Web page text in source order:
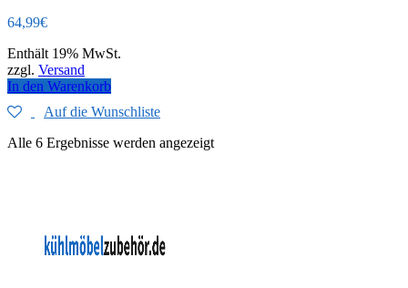
64,99€
Enthält 19% MwSt.
zzgl. Versand
In den Warenkorb
Auf die Wunschliste
Alle 6 Ergebnisse werden angezeigt